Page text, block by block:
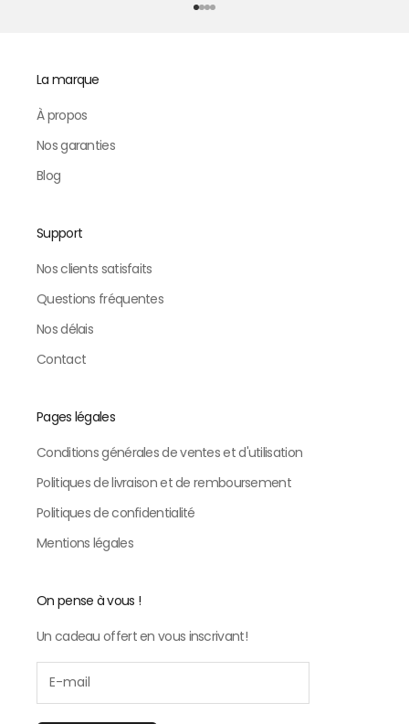
Aller à l'élément 1
Aller à l'élément 2
Aller à l'élément 3
Aller à l'élément 4
La marque
À propos
Nos garanties
Blog
Support
Nos clients satisfaits
Questions fréquentes
Nos délais
Contact
Pages légales
Conditions générales de ventes et d'utilisation
Politiques de livraison et de remboursement
Politiques de confidentialité
Mentions légales
On pense à vous !
Un cadeau offert en vous inscrivant!